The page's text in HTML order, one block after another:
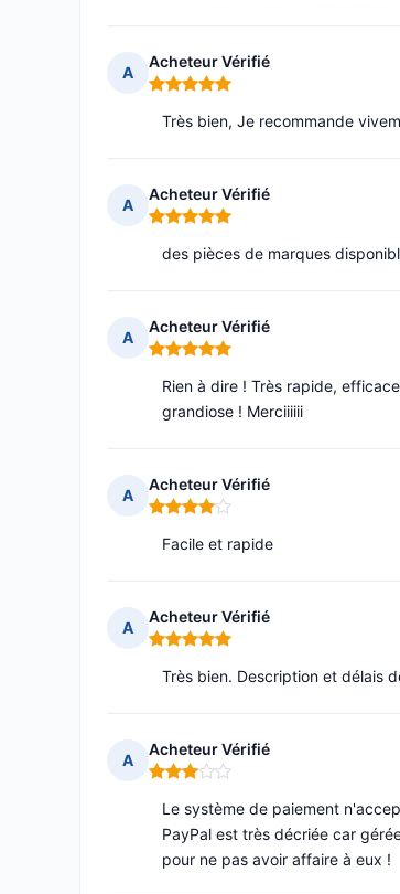
A
Acheteur Vérifié
Note : 5 sur 5
Très bien, Je recommande
A
Acheteur Vérifié
Note : 5 sur 5
des pièces de marques
A
Acheteur Vérifié
Note : 5 sur 5
Rien à dire ! Très rapide,
grandiose ! Merciiiiii
A
Acheteur Vérifié
Note : 4 sur 5
Facile et rapide
A
Acheteur Vérifié
Note : 5 sur 5
Très bien. Description et délais
A
Acheteur Vérifié
Note : 3 sur 5
Le système de paiement
PayPal est très décriée car
pour ne pas avoir affaire à eux !